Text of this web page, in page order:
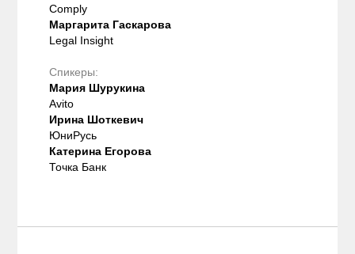
Comply
Маргарита Гаскарова
Legal Insight
Спикеры:
Мария Шурукина
Avito
Ирина Шоткевич
ЮниРусь
Катерина Егорова
Точка Банк